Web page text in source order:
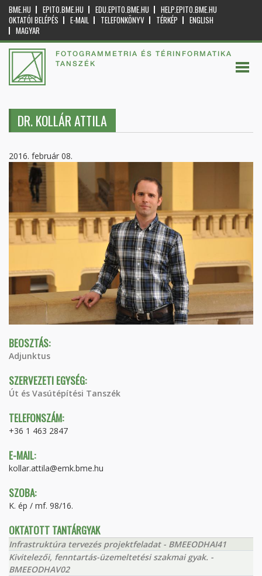
BME.HU EPITO.BME.HU EDU.EPITO.BME.HU
HELP.EPITO.BME.HU
OKTATÓI BELÉPÉS
E-MAIL TELEFONKÖNYV TÉRKÉP
ENGLISH
MAGYAR
FOTOGRAMMETRIA ÉS TÉRINFORMATIKA
TANSZÉK
DR. KOLLÁR ATTILA
2016. február 08.
BEOSZTÁS:
Adjunktus
SZERVEZETI EGYSÉG:
Út és Vasútépítési Tanszék
TELEFONSZÁM:
+36 1 463 2847
E-MAIL:
kollar.attila@emk.bme.hu
SZOBA:
K. ép / mf. 98/16.
OKTATOTT TANTÁRGYAK
Infrastruktúra tervezés projektfeladat - BMEEODHAI41
Kivitelezői, fenntartás-üzemeltetési szakmai gyak. -
BMEEODHAV02